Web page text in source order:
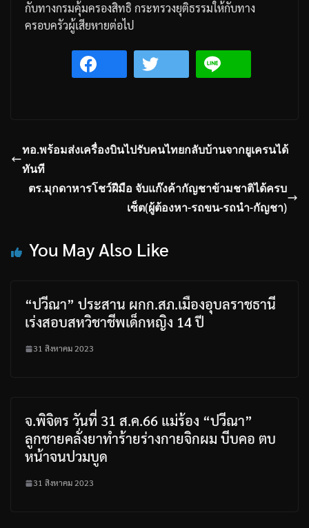
กับทางกรมคุ้มครองสิทธิ กระทรวงยุติธรรมให้กับทาง
ครอบครัวผู้เสียหายต่อไป
ทอ.พร้อมส่งเครื่องบินไปรับคนไทยกลับบ้านจากยูเครนได้
ทันที
ตร.มุกดาหารโชว์ฝีมือ จับแก๊งค้ากัญชาข้ามชาติได้ครบ
เซ็ต(ผู้ต้องหา-รถขน-รถนำ-กัญชา)
You May Also Like
“ปวีณา” ประสาน ผกก.สภ.เมืองอุบลราชธานี
เร่งสอบสหวิชาชีพเด็กหญิง 14 ปี
31 สิงหาคม 2023
จ.พิจิตร วันที่ 31 ส.ค.66 แม่ร้อง “ปวีณา”
ลูกชายคลั่งยาทำร้ายร่างกายจิกผม บีบคอ ตบ
หน้าจนปวมบูด
31 สิงหาคม 2023